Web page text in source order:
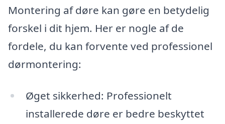
Montering af døre kan gøre en betydelig
forskel i dit hjem. Her er nogle af de
fordele, du kan forvente ved professionel
dørmontering:
Øget sikkerhed: Professionelt
installerede døre er bedre beskyttet